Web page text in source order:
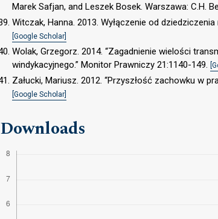
Marek Safjan, and Leszek Bosek. Warszawa: C.H.
Witczak, Hanna. 2013. Wyłączenie od
[Google Scholar]
Wolak, Grzegorz. 2014. “Zagadnienie wielości
windykacyjnego.” Monitor Prawniczy 21:1140-149.
Załucki, Mariusz. 2012. “Przyszłość zachowku w
[Google Scholar]
Downloads